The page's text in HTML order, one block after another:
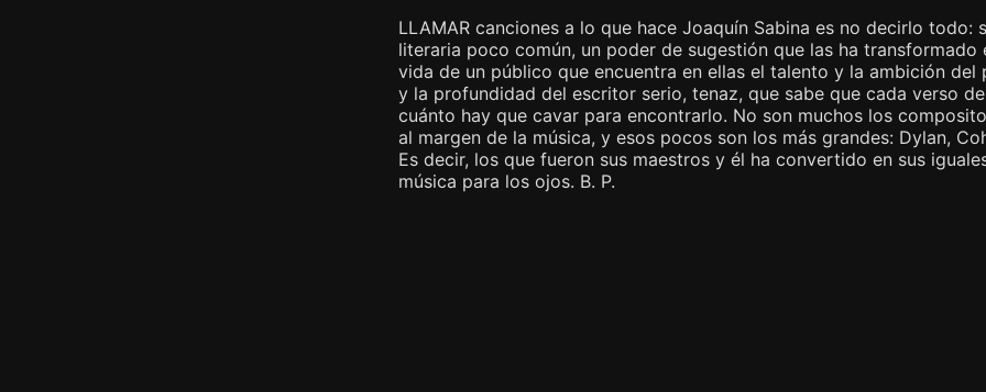
LLAMAR canciones a lo que hace Joaquín Sabina es no decirlo todo:
literaria poco común, un poder de sugestión que las ha transformado
vida de un público que encuentra en ellas el talento y la ambición
y la profundidad del escritor serio, tenaz, que sabe que cada verso
cuánto hay que cavar para encontrarlo. No son muchos los
al margen de la música, y esos pocos son los más grandes: Dylan,
Es decir, los que fueron sus maestros y él ha convertido en sus
música para los ojos. B. P.